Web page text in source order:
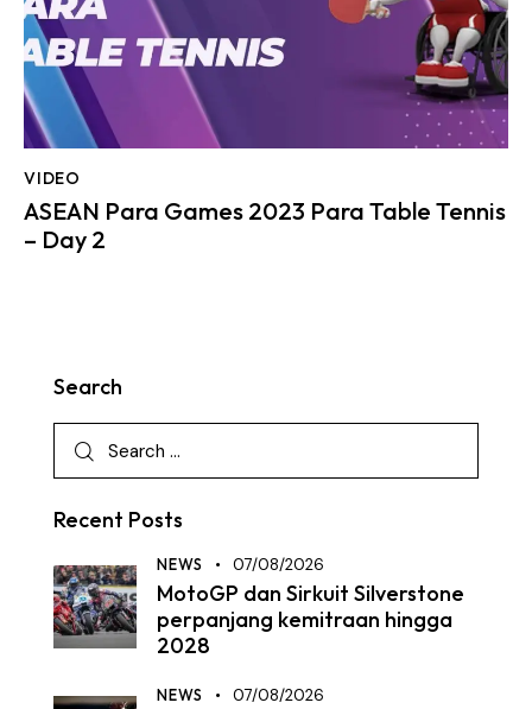
VIDEO
ASEAN Para Games 2023 Para Table Tennis
– Day 2
Search
Recent Posts
NEWS 07/08/2026
MotoGP dan Sirkuit Silverstone
perpanjang kemitraan hingga
2028
NEWS 07/08/2026